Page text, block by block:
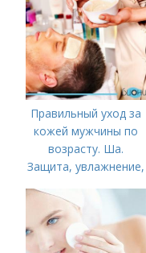
Правильный уход за
кожей мужчины по
возрасту. Ша.
Защита, увлажнение,